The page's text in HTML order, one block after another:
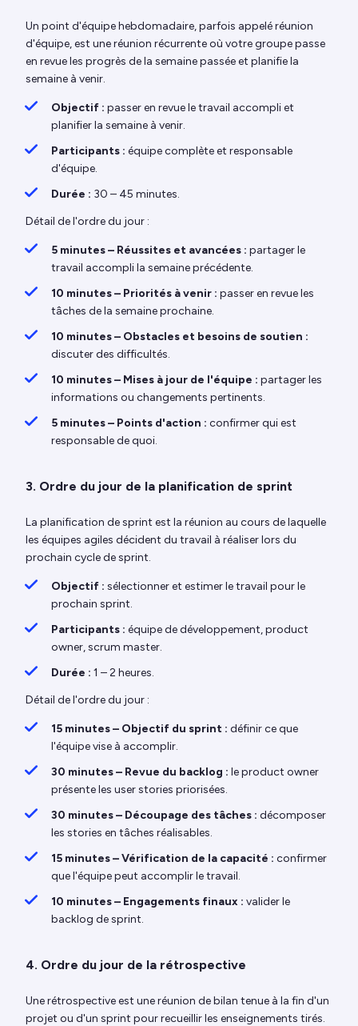
Un point d'équipe hebdomadaire, parfois appelé réunion
d'équipe, est une réunion récurrente où votre groupe passe
en revue les progrès de la semaine passée et planifie la
semaine à venir.
Objectif : passer en revue le travail accompli et
planifier la semaine à venir.
Participants : équipe complète et responsable
d'équipe.
Durée : 30 – 45 minutes.
Détail de l'ordre du jour :
5 minutes – Réussites et avancées : partager le
travail accompli la semaine précédente.
10 minutes – Priorités à venir : passer en revue les
tâches de la semaine prochaine.
10 minutes – Obstacles et besoins de soutien :
discuter des difficultés.
10 minutes – Mises à jour de l'équipe : partager les
informations ou changements pertinents.
5 minutes – Points d'action : confirmer qui est
responsable de quoi.
3. Ordre du jour de la planification de sprint
La planification de sprint est la réunion au cours de laquelle
les équipes agiles décident du travail à réaliser lors du
prochain cycle de sprint.
Objectif : sélectionner et estimer le travail pour le
prochain sprint.
Participants : équipe de développement, product
owner, scrum master.
Durée : 1 – 2 heures.
Détail de l'ordre du jour :
15 minutes – Objectif du sprint : définir ce que
l'équipe vise à accomplir.
30 minutes – Revue du backlog : le product owner
présente les user stories priorisées.
30 minutes – Découpage des tâches : décomposer
les stories en tâches réalisables.
15 minutes – Vérification de la capacité : confirmer
que l'équipe peut accomplir le travail.
10 minutes – Engagements finaux : valider le
backlog de sprint.
4. Ordre du jour de la rétrospective
Une rétrospective est une réunion de bilan tenue à la fin d'un
projet ou d'un sprint pour recueillir les enseignements tirés.